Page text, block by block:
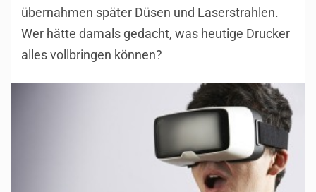
übernahmen später Düsen und Laserstrahlen.
Wer hätte damals gedacht, was heutige Drucker
alles vollbringen können?